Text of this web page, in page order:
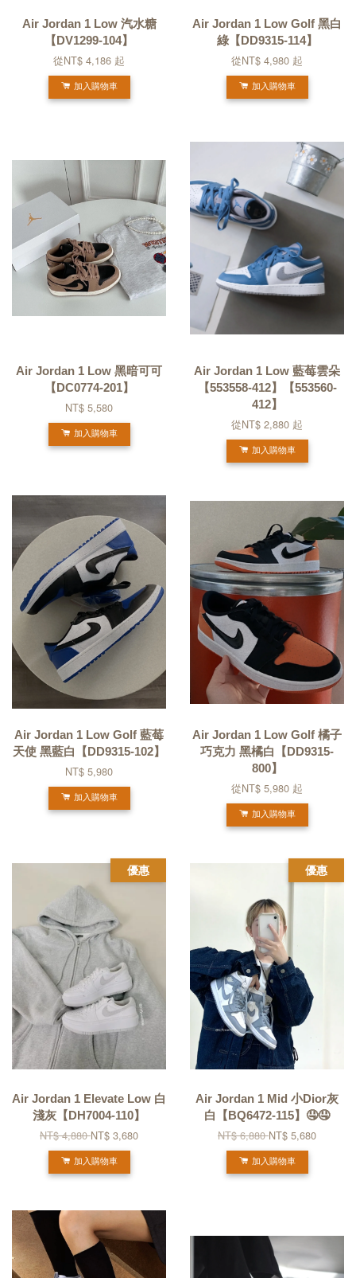
Air Jordan 1 Low 汽水糖
【DV1299-104】
從NT$ 4,186 起
加入購物車
Air Jordan 1 Low Golf 黑白
綠【DD9315-114】
從NT$ 4,980 起
加入購物車
Air Jordan 1 Low 黑暗可可
【DC0774-201】
NT$ 5,580
加入購物車
Air Jordan 1 Low 藍莓雲朵
【553558-412】【553560-
412】
從NT$ 2,880 起
加入購物車
Air Jordan 1 Low Golf 藍莓
天使 黑藍白【DD9315-102】
NT$ 5,980
加入購物車
Air Jordan 1 Low Golf 橘子
巧克力 黑橘白【DD9315-
800】
從NT$ 5,980 起
加入購物車
優惠
Air Jordan 1 Elevate Low 白
淺灰【DH7004-110】
NT$ 4,880NT$ 3,680
加入購物車
優惠
Air Jordan 1 Mid 小Dior灰
白【BQ6472-115】🤤🤤
NT$ 6,880NT$ 5,680
加入購物車